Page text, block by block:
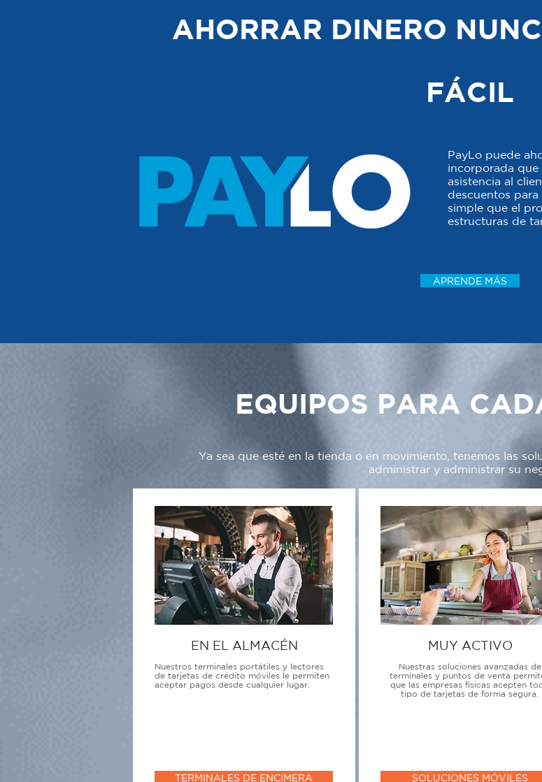
AHORRAR DINERO
FÁCIL
PayLo puede
incorporada que
asistencia al
descuentos
simple que el
estructuras de
APRENDE MÁS
EQUIPOS PARA
Ya sea que esté en la tienda o en movimiento, tenemos las
administrar y administrar su
EN EL ALMACÉN
Nuestros terminales portátiles y lectores
de tarjetas de crédito móviles le permiten
aceptar pagos desde cualquier lugar.
TERMINALES DE ENCIMERA
MUY ACTIVO
Nuestras soluciones avanzadas de
terminales y puntos de venta
que las empresas físicas acepten
tipo de tarjetas de forma segura.
SOLUCIONES MÓVILES